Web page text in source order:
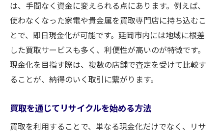
は、手間なく資金に変えられる点にあります。例えば、
使わなくなった家電や貴金属を買取専門店に持ち込むこ
とで、即日現金化が可能です。延岡市内には地域に根差
した買取サービスも多く、利便性が高いのが特徴です。
現金化を目指す際は、複数の店舗で査定を受けて比較す
ることが、納得のいく取引に繋がります。
買取を通じてリサイクルを始める方法
買取を利用することで、単なる現金化だけでなく、リサ